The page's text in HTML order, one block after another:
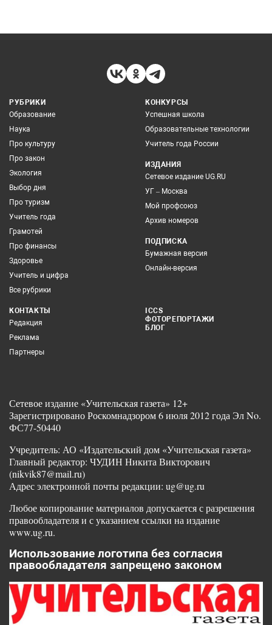
РУБРИКИ
Образование
Наука
Про культуру
Про закон
Экология
Выбор дня
Про туризм
Учитель года
Грамотей
Про финансы
Здоровье
Учитель и цифра
Все рубрики
КОНКУРСЫ
Успешная школа
Образовательные технологии
Учитель года России
ИЗДАНИЯ
Сетевое издание UG.RU
УГ – Москва
Мой профсоюз
Архив номеров
ПОДПИСКА
Бумажная версия
Онлайн-версия
КОНТАКТЫ
Редакция
Реклама
Партнеры
ICCS
ФОТОРЕПОРТАЖИ
БЛОГ
Сетевое издание «Учительская газета» 12+
Зарегистрировано Роскомнадзором 6 июля 2012 года Эл No.
ФС77-50440
Учредитель: АО «Издательский дом «Учительская газета»
Главный редактор: ЧУДИН Никита Викторович
(nikvik87@mail.ru)
Адрес электронной почты редакции: ug@ug.ru
Любое копирование материалов допускается с разрешения
правообладателя и с указанием ссылки на издание
www.ug.ru.
Использование логотипа без согласия
правообладателя запрещено законом